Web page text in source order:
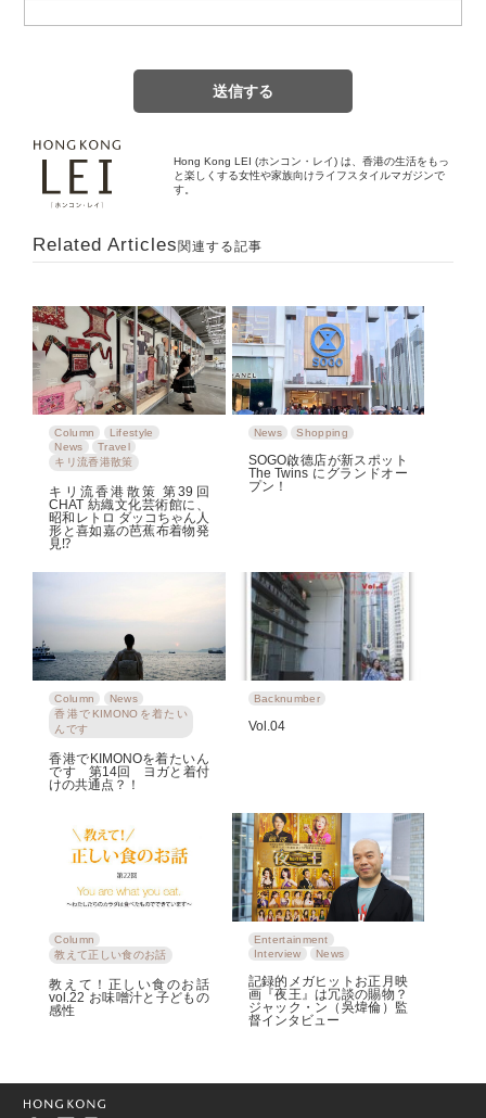
Hong Kong LEI (ホンコン・レイ) は、香港の生活をもっ
と楽しくする女性や家族向けライフスタイルマガジンで
す。
Related Articles関連する記事
Column
Lifestyle
News
Travel
キリ流香港散策
キリ流香港散策 第39回
CHAT 紡織文化芸術館に、
昭和レトロ ダッコちゃん人
形と喜如嘉の芭蕉布着物発
見⁉︎
News Shopping
SOGO啟德店が新スポット
The Twins にグランドオー
プン！
Column
News
香港でKIMONOを着たい
んです
香港でKIMONOを着たいん
です 第14回 ヨガと着付
けの共通点？！
Backnumber
Vol.04
Column
教えて正しい食のお話
教えて！正しい食のお話
vol.22 お味噌汁と子どもの
感性
Entertainment
Interview
News
記録的メガヒットお正月映
画『夜王』は冗談の賜物？
ジャック・ン（吳煒倫）監
督インタビュー